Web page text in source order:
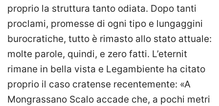
proprio la struttura tanto odiata. Dopo tanti
proclami, promesse di ogni tipo e lungaggini
burocratiche, tutto è rimasto allo stato attuale:
molte parole, quindi, e zero fatti. L’eternit
rimane in bella vista e Legambiente ha citato
proprio il caso cratense recentemente: «A
Mongrassano Scalo accade che, a pochi metri